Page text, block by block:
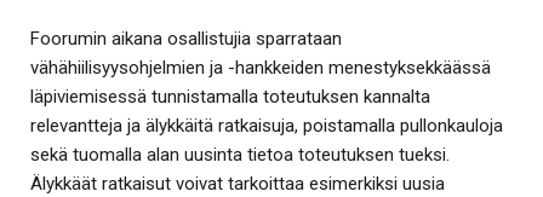
Foorumin aikana osallistujia sparrataan
vähähiilisyysohjelmien ja -hankkeiden menestyksekkäässä
läpiviemisessä tunnistamalla toteutuksen kannalta
relevantteja ja älykkäitä ratkaisuja, poistamalla pullonkauloja
sekä tuomalla alan uusinta tietoa toteutuksen tueksi.
Älykkäät ratkaisut voivat tarkoittaa esimerkiksi uusia